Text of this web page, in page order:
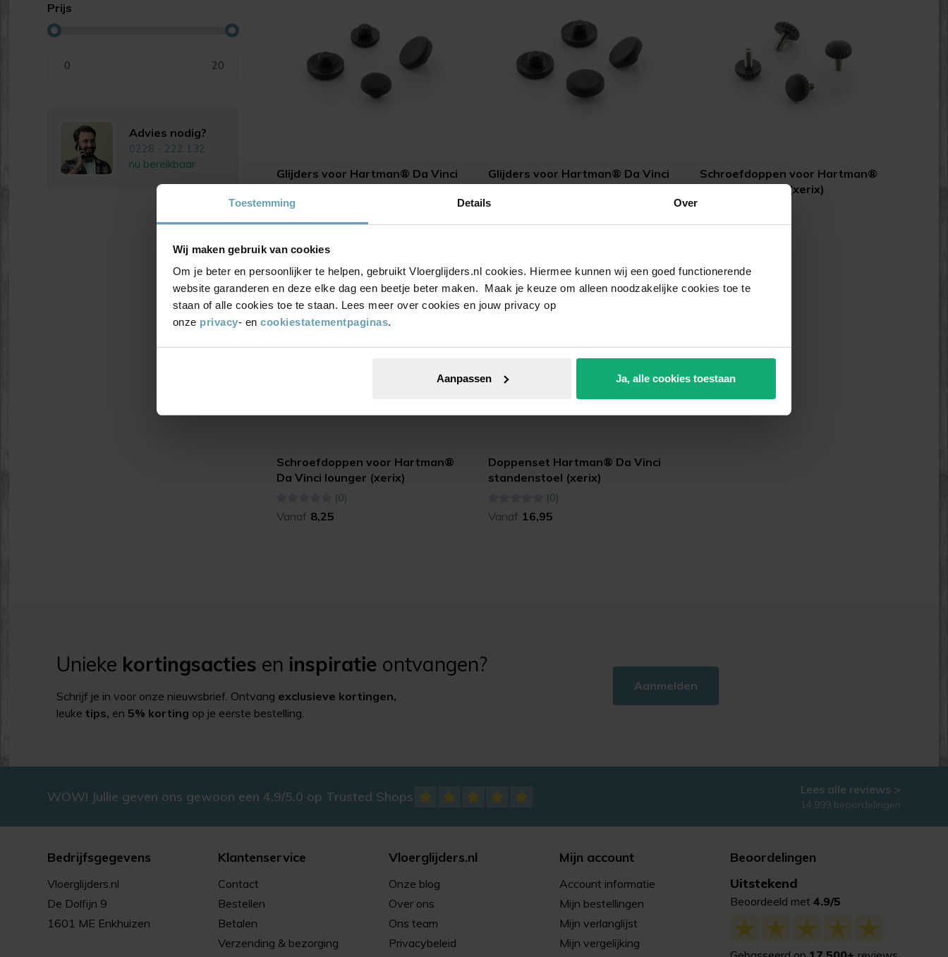
Toestemming Details Over
Wij maken gebruik van cookies
Om je beter en persoonlijker te helpen, gebruikt Vloerglijders.nl cookies. Hiermee kunnen wij een goed functionerende
website garanderen en deze elke dag een beetje beter maken. Maak je keuze om alleen noodzakelijke cookies toe te
staan of alle cookies toe te staan. Lees meer over cookies en jouw privacy op
onze privacy- en cookiestatementpaginas.
Aanpassen Ja, alle cookies toestaan
Prijs
0 20
Advies nodig?
0228 - 222 132
nu bereikbaar
Glijders voor Hartman® Da Vinci
Vanaf 8,25
Glijders voor Hartman® Da Vinci
Vanaf 8,25
Schroefdoppen voor Hartman®
Da Vinci hocker (xerix)
Vanaf 8,25
Schroefdoppen voor Hartman®
Da Vinci lounger (xerix)
(0)
Vanaf 8,25
Doppenset Hartman® Da Vinci
standenstoel (xerix)
(0)
Vanaf 16,95
Unieke kortingsacties en inspiratie ontvangen?
Schrijf je in voor onze nieuwsbrief. Ontvang exclusieve kortingen,
leuketips, en 5% korting op je eerste bestelling.
Aanmelden
WOW! Jullie geven ons gewoon een 4.9/5.0 op Trusted Shops Lees alle reviews >
14.999 beoordelingen
Bedrijfsgegevens
Vloerglijders.nl
De Dolfijn 9
1601 ME Enkhuizen
Klantenservice
Contact
Bestellen
Betalen
Verzending & bezorging
Vloerglijders.nl
Onze blog
Over ons
Ons team
Privacybeleid
Mijn account
Account informatie
Mijn bestellingen
Mijn verlanglijst
Mijn vergelijking
Beoordelingen
Uitstekend
Beoordeeld met 4.9/5